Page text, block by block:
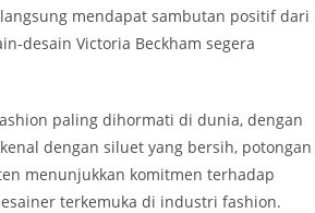
mendapat sambutan positif dari
desain Victoria Beckham segera
paling dihormati di dunia, dengan
dengan siluet yang bersih, potongan
menunjukkan komitmen terhadap
terkemuka di industri fashion.